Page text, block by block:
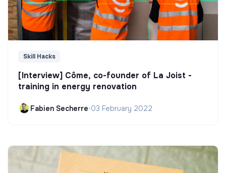
Skill Hacks
[Interview] Côme, co-founder of La Joist -
training in energy renovation
Fabien Secherre•03 February 2022